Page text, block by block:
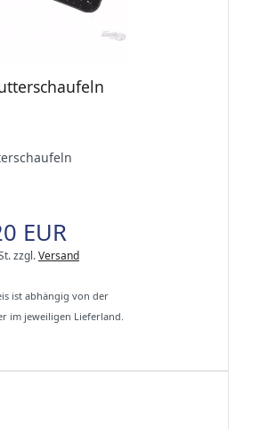
EUR
zzgl.Versand
ist abhängig von der
im jeweiligen Lieferland.